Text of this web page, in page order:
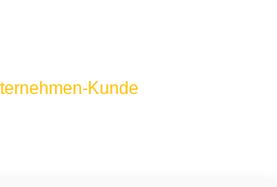
Kunde